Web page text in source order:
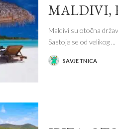
MALDIVI,
Maldivi su otočna
Sastoje se od velikog ...
POSTED
BY
SAVJETNICA